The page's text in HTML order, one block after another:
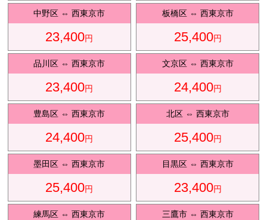
会社紹
中野区 ⇔西東京市
23,400円
板橋区⇔ 西東京市
25,400円
品川区 ⇔西東京市
23,400円
文京区⇔ 西東京市
24,400円
豊島区 ⇔西東京市
24,400円
北区⇔ 西東京市
25,400円
墨田区 ⇔西東京市
25,400円
目黒区⇔ 西東京市
23,400円
練馬区 ⇔西東京市 三鷹市⇔ 西東京市